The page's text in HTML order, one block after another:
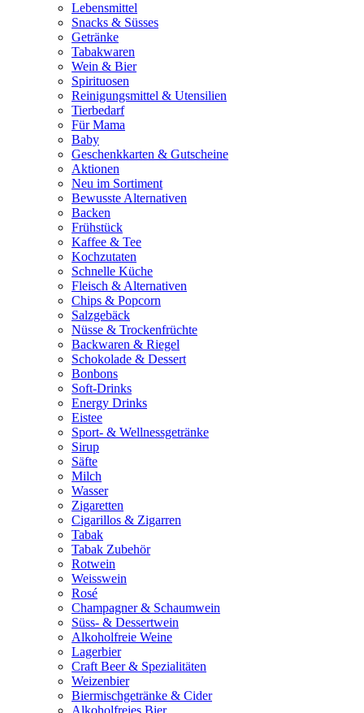
Lebensmittel
Snacks & Süsses
Getränke
Tabakwaren
Wein & Bier
Spirituosen
Reinigungsmittel & Utensilien
Tierbedarf
Für Mama
Baby
Geschenkkarten & Gutscheine
Aktionen
Neu im Sortiment
Bewusste Alternativen
Backen
Frühstück
Kaffee & Tee
Kochzutaten
Schnelle Küche
Fleisch & Alternativen
Chips & Popcorn
Salzgebäck
Nüsse & Trockenfrüchte
Backwaren & Riegel
Schokolade & Dessert
Bonbons
Soft-Drinks
Energy Drinks
Eistee
Sport- & Wellnessgetränke
Sirup
Säfte
Milch
Wasser
Zigaretten
Cigarillos & Zigarren
Tabak
Tabak Zubehör
Rotwein
Weisswein
Rosé
Champagner & Schaumwein
Süss- & Dessertwein
Alkoholfreie Weine
Lagerbier
Craft Beer & Spezialitäten
Weizenbier
Biermischgetränke & Cider
Alkoholfreies Bier